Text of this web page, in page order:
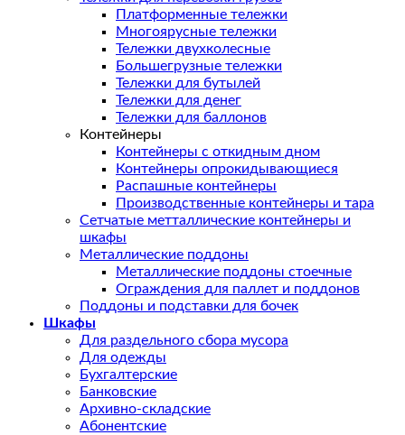
Платформенные тележки
Многоярусные тележки
Тележки двухколесные
Большегрузные тележки
Тележки для бутылей
Тележки для денег
Тележки для баллонов
Контейнеры
Контейнеры с откидным дном
Контейнеры опрокидывающиеся
Распашные контейнеры
Производственные контейнеры и тара
Сетчатые метталлические контейнеры и
шкафы
Металлические поддоны
Металлические поддоны стоечные
Ограждения для паллет и поддонов
Поддоны и подставки для бочек
Шкафы
Для раздельного сбора мусора
Для одежды
Бухгалтерские
Банковские
Архивно-складские
Абонентские